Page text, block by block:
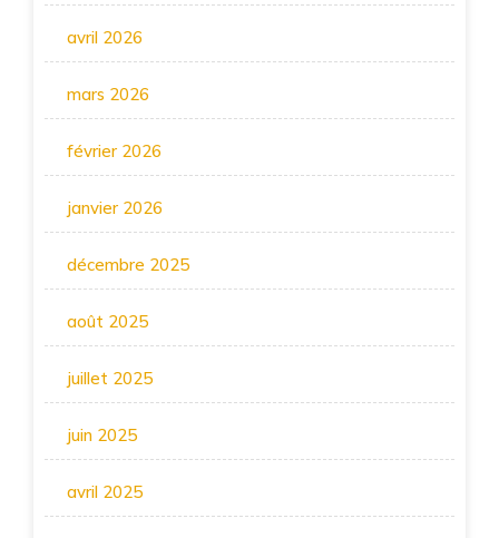
avril 2026
mars 2026
février 2026
janvier 2026
décembre 2025
août 2025
juillet 2025
juin 2025
avril 2025